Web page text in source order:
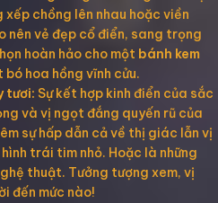
xếp chồng lên nhau hoặc viền
nên vẻ đẹp cổ điển, sang trọng
hoàn hảo cho một bánh kem
hoa hồng vĩnh cửu.
tươi: Sự kết hợp kinh điển của sắc
và vị ngọt đắng quyến rũ của
sự hấp dẫn cả về thị giác lẫn vị
trái tim nhỏ. Hoặc là những
thuật. Tưởng tượng xem, vị
đến mức nào!